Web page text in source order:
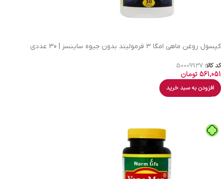
کپسول روغن ماهی امگا 3 فرمولیتد بدون جیوه ساینسز | 30 عددی
کد کالا: 50009937
561,051 تومان
افزودن به سبد خرید